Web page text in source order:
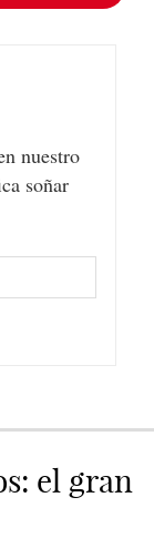
nuestro
soñar
el gran